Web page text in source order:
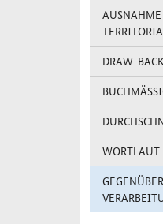
DRAW-
WORTLAUT